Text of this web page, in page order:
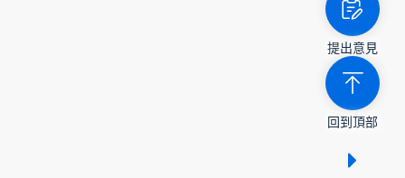
提出意見
回到頂部